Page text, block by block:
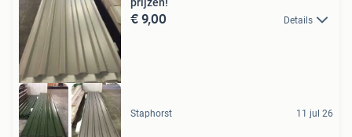
€ 9,00 Details
Staphorst 11 jul 26